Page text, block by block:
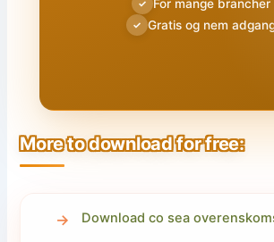
✓ For mange brancher
✓ Gratis og nem
More to download for free:
Download co sea